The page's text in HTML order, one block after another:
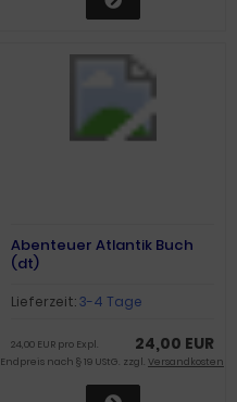
Abenteuer Atlantik Buch
(dt)
Lieferzeit:3-4 Tage
24,00 EUR
24,00 EUR pro Expl.
Endpreis nach § 19 UStG. zzgl. Versandkosten